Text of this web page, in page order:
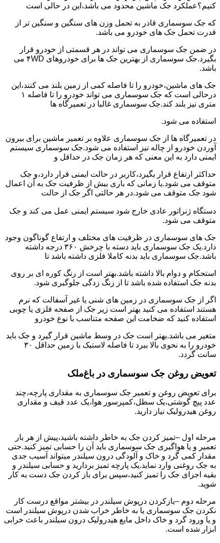
کنیم؟عملکرد جک ماشین محدود می باشد،این در حالی است
که جک سوسماری قادر به تحمل وزن های سنگین و سنگین تر از
قدرت تحمل جک های خودرو می باشد.
در ضمن جک سوسماری می تواند در هر قسمتی از خودرو قرار
بگیرد.جک سوسماری از بهترین جک ها برای خودروهای ۴WD می
باشد.
جک های ماشین،خودرو را تا فاصله کمی از زمین بلند می کنند،این
درحالی است که جک سوسماری می تواند خودرو را تا فاصله ۱
متری نیز بلند کند.جک سوسماری غالبا در تعمیرگاه ها
استفاده می شود.
در تعمیرگاه ها از جک سوسماری علاوه بر تعمیر ماشین برای بیرون
آوردن خودرو از چاله نیز استفاده می شود.جک سوسماری سیستم
ایمنی دارد به این معنی که هر زمان جک در حداقل و
حداکثر ارتفاع قرار بگیرد،کاربر در حالت ایمنی قرار دارد،و جک
متوقف می شود.یا زمانی که باری بیش از ظرفیت جک به آن اعمال
شود جک متوقف می شود.در هر حالتی اگر جک از حالت
دستگاه ژنراتور عادی خارج شود سیستم ایمنی عمل می کند و جک
متوقف می شود.
جک های سوسماری در ظرفیت های مختلف و ارتفاع گوناگون وجود
دارد.یک جک سوسماری باید دسته با چرخش ۳۶۰ درجه داشته
باشد.جک سوسماری باید بدنه کاملا فلزی داشته باشد تا
استحکام و دوام بالا داشته باشد.بهتر است از رنگ کوره ای بر روی
بدنه جک استفاده شده باشد تا از زنگ زدگی جلوگیری شود.
اگر از جک سوسماری در زمین های شنی یا غیر آسفالت که نرم
هستند استفاده می کنید بهتر است زیر جک از صفحه فلزی یا چوبی
استفاده کنید که ضخامت این صفحه متناسب با نوع خودرو
متغیر می باشد.بهتر است جک در وسط ماشین قرار گیرد و جک باید
خودرو را به نحوی بالا ببرد تا فاصله لاستیک با زمین حداقل ۳۰
سانت گردد.
تعویض روغن جک سوسماری در باغ‌ملک
برای تعویض روغن و تعمیر جک سوسماری به مقداری پارچه،چند
عدد پیچ گوشتی،یک سطل،کمپرسور هوا،یک عدد قیف و مقداری
روغن هیدرولیک نیاز دارید.
مرحله اول –تمیز کردن جک به خاطر داشته باشید،پیش از هر بار
تعمیر و یا هواگیری جک سوسماری باید آن را حسابی تمیز کنید.حتی
مقدار کمی گرد و خاک و آلودگی درون سیلندر میتواند آسیب جدی
به جک روغنی وارد نماید.یک پارچه تمیز بردارید و حسابی سیلندر و
بقیه اجزای جک را تمیز کنید،سپس برای باز کردن جک دست به کار
شوید.
مرحله دوم –بازکردن درپوش سیلندر در بیشتر مواقع درست کار
نکردن جک سوسماری یا به خاطر خراب شدن درپوش سیلندر است
و یا ورود گرد و خاک داخل مایع هیدرولیک درون سیلندر باعث خرابی
ابزار شده است.